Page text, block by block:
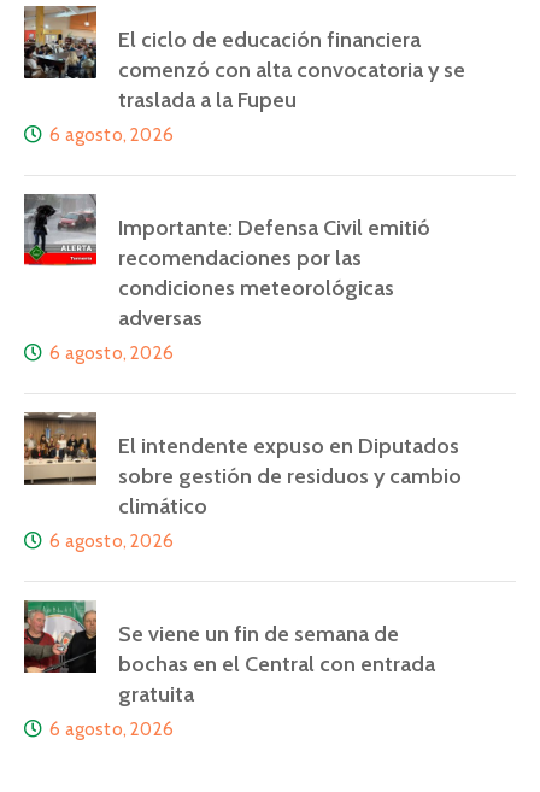
El ciclo de educación financiera
comenzó con alta convocatoria y se
traslada a la Fupeu
6 agosto, 2026
Importante: Defensa Civil emitió
recomendaciones por las
condiciones meteorológicas
adversas
6 agosto, 2026
El intendente expuso en Diputados
sobre gestión de residuos y cambio
climático
6 agosto, 2026
Se viene un fin de semana de
bochas en el Central con entrada
gratuita
6 agosto, 2026